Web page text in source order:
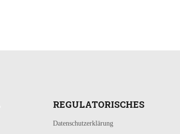
REGULATORISCHES
Datenschutzerklärung